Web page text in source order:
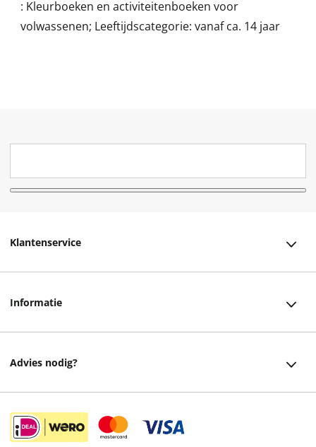
: Kleurboeken en activiteitenboeken voor
volwassenen; Leeftijdscategorie: vanaf ca. 14 jaar
Klantenservice
Retourneren
Informatie
Cadeaukaart
Advies nodig?
Instagram